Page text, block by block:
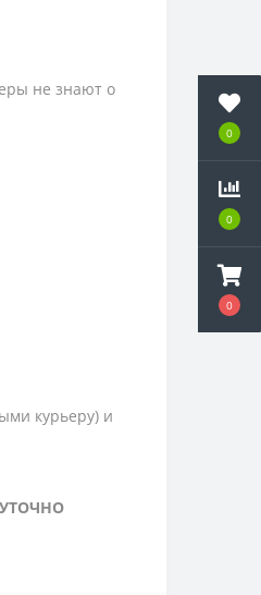
0
0
0
не знают о
курьеру) и